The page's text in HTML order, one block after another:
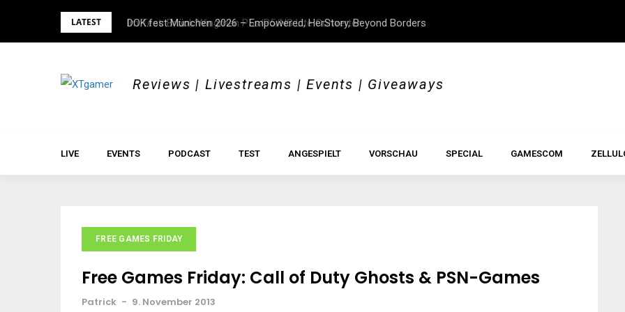
LATEST DOK.fest München 2026 – Empowered, HerStory, Beyond Borders
Reviews | Livestreams | Events | Giveaways
LIVE EVENTS PODCAST TEST ANGESPIELT VORSCHAU SPECIAL GAMESCOM
FREE GAMES FRIDAY
Free Games Friday: Call of Duty Ghosts & PSN-Games
Patrick - 9. November 2013